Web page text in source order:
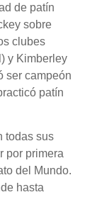
de patín
sobre
clubes
y Kimberley
ser campeón
patín
todas sus
por primera
del Mundo.
hasta